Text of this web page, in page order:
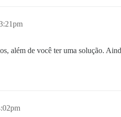
além de você ter uma solução.